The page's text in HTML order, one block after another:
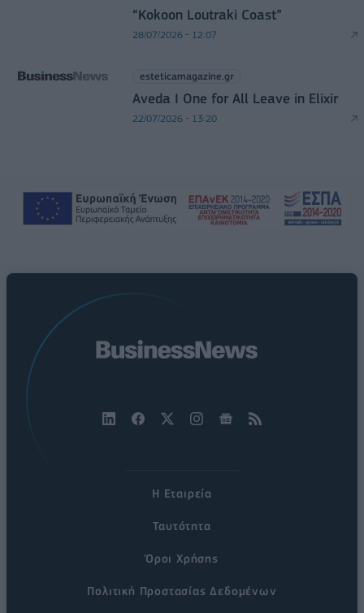
“Kokoon Loutraki Coast”
28/07/2026 - 12:07
esteticamagazine.gr
Aveda I One for All Leave in Elixir
22/07/2026 - 13:20
Η Εταιρεία
Ταυτότητα
Όροι Χρήσης
Πολιτική Προστασίας Δεδομένων